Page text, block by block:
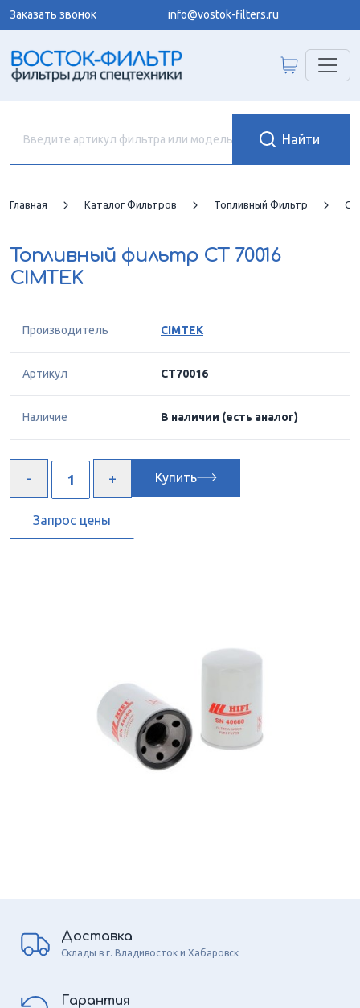
Заказать звонок info@vostok-filters.ru
Главная Каталог Фильтров Топливный Фильтр
Топливный фильтр CT 70016
CIMTEK
Производитель CIMTEK
Артикул CT70016
Наличие В наличии (есть аналог)
Купить
Запрос цены
Доставка
Склады в г. Владивосток и Хабаровск
Гарантия